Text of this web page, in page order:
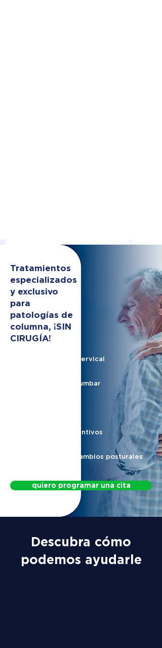
Tratamientos
especializados
y exclusivo
para
patologías de
columna, ¡SIN
CIRUGÍA!
Hernia de disco cervical
Hernia de disco lumbar
Protocolos preventivos
Protocolo para cambios posturales
quiero programar una cita
Descubra cómo
podemos ayudarle